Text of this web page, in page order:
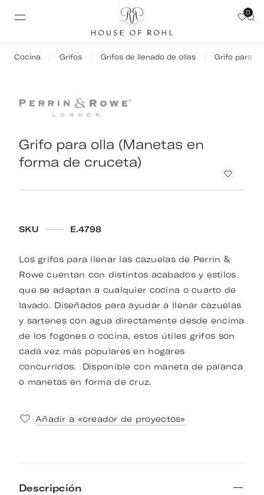
0
Cocina Grifos Grifos de llenado de ollas Grifo para
Grifo para olla (Manetas en
forma de cruceta)
SKU E.4798
Los grifos para llenar las cazuelas de Perrin &
Rowe cuentan con distintos acabados y estilos
que se adaptan a cualquier cocina o cuarto de
lavado. Diseñados para ayudar a llenar cazuelas
y sartenes con agua directamente desde encima
de los fogones o cocina, estos útiles grifos son
cada vez más populares en hogares
concurridos. Disponible con maneta de palanca
o manetas en forma de cruz.
Añadir a «creador de proyectos»
Descripción